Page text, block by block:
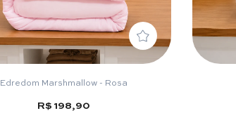
Edredom Marshmallow - Rosa
R$ 198,90